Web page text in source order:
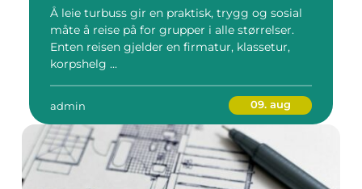
Å leie turbuss gir en praktisk, trygg og sosial
måte å reise på for grupper i alle størrelser.
Enten reisen gjelder en firmatur, klassetur,
korpshelg ...
admin 09. aug